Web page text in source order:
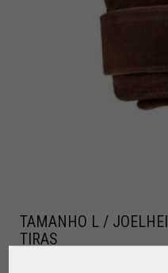
TAMANHO L /
TIRAS